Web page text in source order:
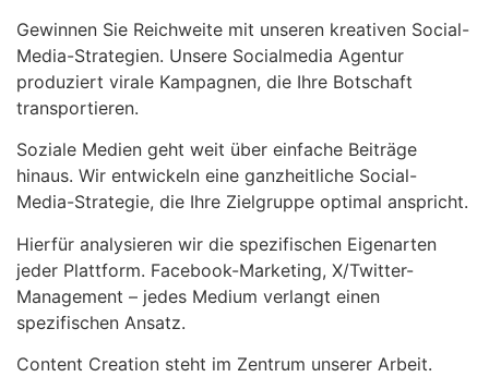
Gewinnen Sie Reichweite mit unseren kreativen Social-
Media-Strategien. Unsere Socialmedia Agentur
produziert virale Kampagnen, die Ihre Botschaft
transportieren.
Soziale Medien geht weit über einfache Beiträge
hinaus. Wir entwickeln eine ganzheitliche Social-
Media-Strategie, die Ihre Zielgruppe optimal anspricht.
Hierfür analysieren wir die spezifischen Eigenarten
jeder Plattform. Facebook-Marketing, X/Twitter-
Management – jedes Medium verlangt einen
spezifischen Ansatz.
Content Creation steht im Zentrum unserer Arbeit.